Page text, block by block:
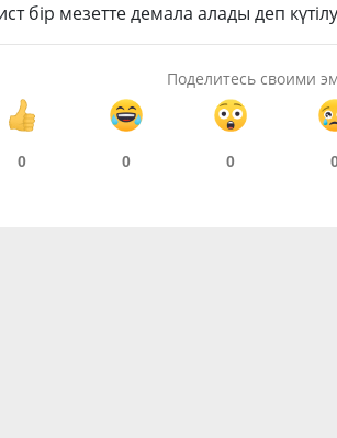
бір мезетте демала алады деп
Поделитесь своими
0 0 0